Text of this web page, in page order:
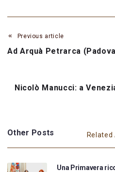
Previous article
Ad Arquà Petrarca
Nicolò Manucci: a
Other Posts Related
Una Primavera